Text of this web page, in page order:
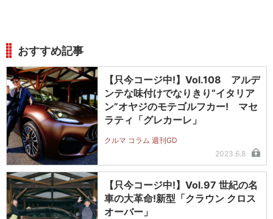
おすすめ記事
【只今コージ中!】Vol.108 アルデ
ンテな味付けでなりきり“イタリア
ン”オヤジのモテゴルフカー! マセ
ラティ「グレカーレ」
クルマ コラム 週刊GD
2023.6.8
【只今コージ中!】Vol.97 世紀の名
車の大革命!新型「クラウン クロス
オーバー」